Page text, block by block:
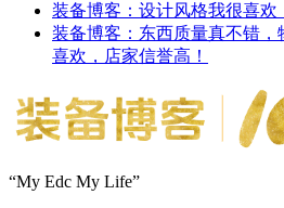
装备博客：设计风格我很喜欢
装备博客：东西质量真不错
喜欢，店家信誉高！
“My Edc My Life”